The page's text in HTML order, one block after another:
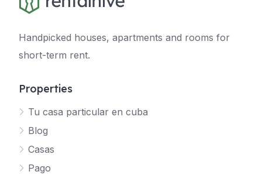
Handpicked houses, apartments and rooms for
short-term rent.
Properties
Tu casa particular en cuba
Blog
Casas
Pago